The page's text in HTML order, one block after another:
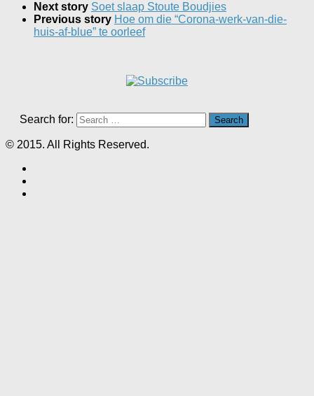
Next story Soet slaap Stoute Boudjies
Previous story Hoe om die “Corona-werk-van-die-
huis-af-blue” te oorleef
Search for:
© 2015. All Rights Reserved.